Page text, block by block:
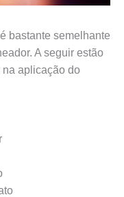
bastante semelhante
A seguir estão
aplicação do